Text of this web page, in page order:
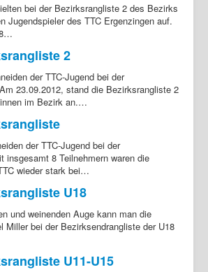
bei der Bezirksrangliste 2 des Bezirks
Jugendspieler des TTC Ergenzingen auf.
2
der TTC-Jugend bei der
23.09.2012, stand die Bezirksrangliste 2
im Bezirk an.…
der TTC-Jugend bei der
insgesamt 8 Teilnehmern waren die
wieder stark bei…
U18
und weinenden Auge kann man die
Miller bei der Bezirksendrangliste der U18
U11-U15